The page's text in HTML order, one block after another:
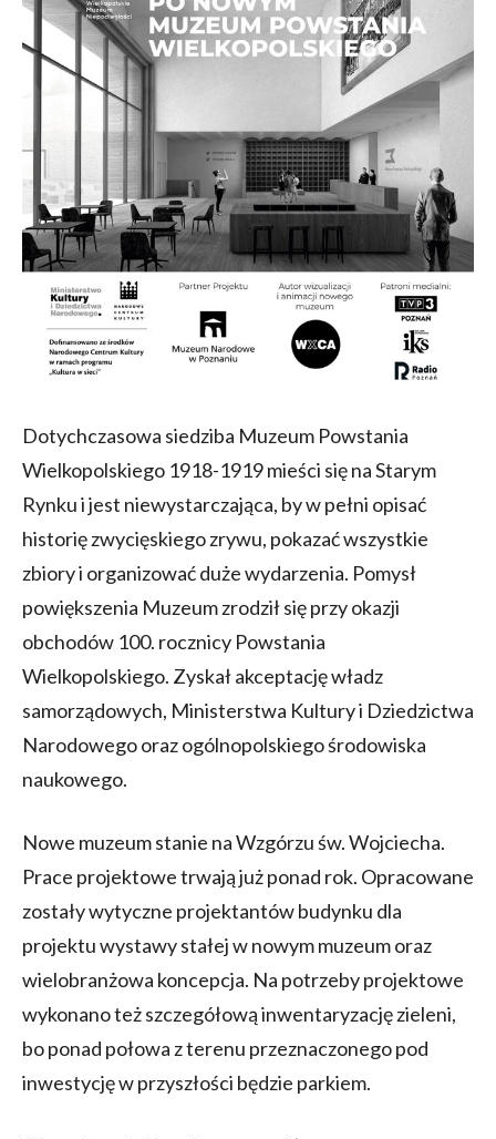
Dotychczasowa siedziba Muzeum Powstania
Wielkopolskiego 1918-1919 mieści się na Starym
Rynku i jest niewystarczająca, by w pełni opisać
historię zwycięskiego zrywu, pokazać wszystkie
zbiory i organizować duże wydarzenia. Pomysł
powiększenia Muzeum zrodził się przy okazji
obchodów 100. rocznicy Powstania
Wielkopolskiego. Zyskał akceptację władz
samorządowych, Ministerstwa Kultury i Dziedzictwa
Narodowego oraz ogólnopolskiego środowiska
naukowego.
Nowe muzeum stanie na Wzgórzu św. Wojciecha.
Prace projektowe trwają już ponad rok. Opracowane
zostały wytyczne projektantów budynku dla
projektu wystawy stałej w nowym muzeum oraz
wielobranżowa koncepcja. Na potrzeby projektowe
wykonano też szczegółową inwentaryzację zieleni,
bo ponad połowa z terenu przeznaczonego pod
inwestycję w przyszłości będzie parkiem.